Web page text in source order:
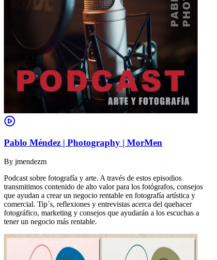
Pablo Méndez | Photography | MorMen
By jmendezm
Podcast sobre fotografía y arte. A través de estos episodios
transmitimos contenido de alto valor para los fotógrafos, consejos
que ayudan a crear un negocio rentable en fotografía artística y
comercial. Tip´s, reflexiones y entrevistas acerca del quehacer
fotográfico, marketing y consejos que ayudarán a los escuchas a
tener un negocio más rentable.